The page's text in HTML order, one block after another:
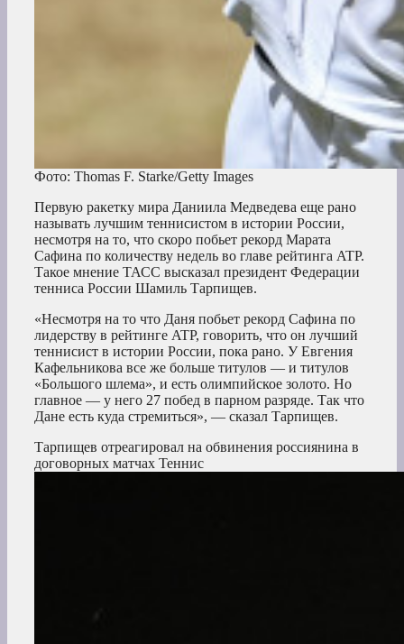
Фото: Thomas F. Starke/Getty Images
Первую ракетку мира Даниила Медведева еще рано
называть лучшим теннисистом в истории России,
несмотря на то, что скоро побьет рекорд Марата
Сафина по количеству недель во главе рейтинга ATP.
Такое мнение ТАСС высказал президент Федерации
тенниса России Шамиль Тарпищев.
«Несмотря на то что Даня побьет рекорд Сафина по
лидерству в рейтинге ATP, говорить, что он лучший
теннисист в истории России, пока рано. У Евгения
Кафельникова все же больше титулов — и титулов
«Большого шлема», и есть олимпийское золото. Но
главное — у него 27 побед в парном разряде. Так что
Дане есть куда стремиться», — сказал Тарпищев.
Тарпищев отреагировал на обвинения россиянина в
договорных матчах Теннис